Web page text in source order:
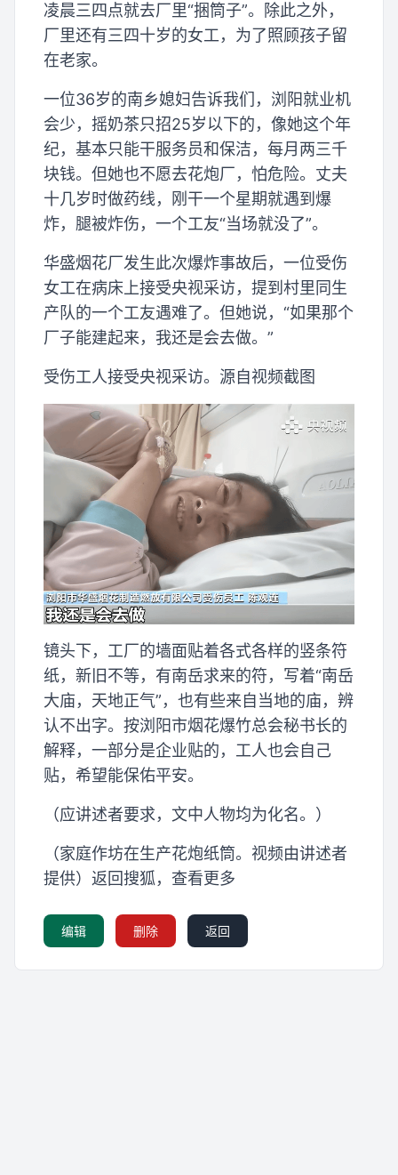
凌晨三四点就去厂里“捆筒子”。除此之外，
厂里还有三四十岁的女工，为了照顾孩子留
在老家。
一位36岁的南乡媳妇告诉我们，浏阳就业机
会少，摇奶茶只招25岁以下的，像她这个年
纪，基本只能干服务员和保洁，每月两三千
块钱。但她也不愿去花炮厂，怕危险。丈夫
十几岁时做药线，刚干一个星期就遇到爆
炸，腿被炸伤，一个工友“当场就没了”。
华盛烟花厂发生此次爆炸事故后，一位受伤
女工在病床上接受央视采访，提到村里同生
产队的一个工友遇难了。但她说，“如果那个
厂子能建起来，我还是会去做。”
受伤工人接受央视采访。源自视频截图
镜头下，工厂的墙面贴着各式各样的竖条符
纸，新旧不等，有南岳求来的符，写着“南岳
大庙，天地正气”，也有些来自当地的庙，辨
认不出字。按浏阳市烟花爆竹总会秘书长的
解释，一部分是企业贴的，工人也会自己
贴，希望能保佑平安。
（应讲述者要求，文中人物均为化名。）
（家庭作坊在生产花炮纸筒。视频由讲述者
提供）返回搜狐，查看更多
编辑 删除 返回